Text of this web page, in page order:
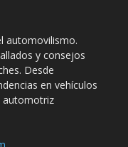
automovilismo.
y consejos
Desde
en vehículos
automotriz